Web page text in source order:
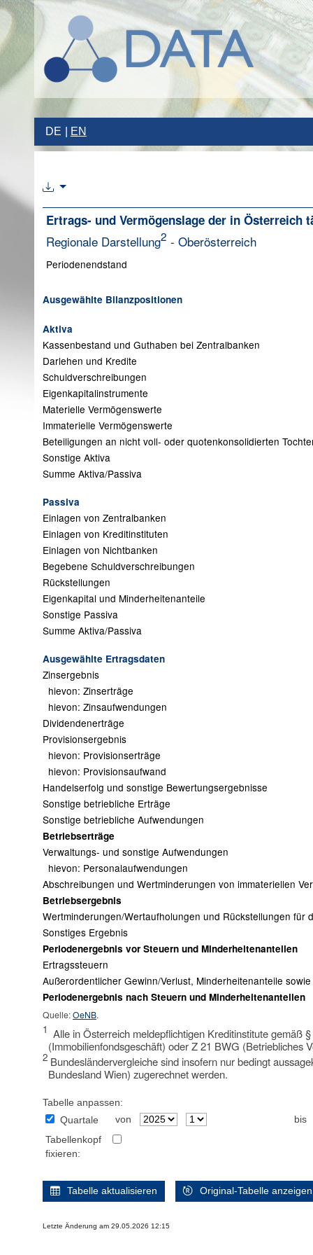
DE EN
Ertrags- und Vermögenslage der in Österreich
Regionale Darstellung2 - Oberösterreich
Periodenendstand
Ausgewählte Bilanzpositionen
Aktiva
Kassenbestand und Guthaben bei Zentralbanken
Darlehen und Kredite
Schuldverschreibungen
Eigenkapitalinstrumente
Materielle Vermögenswerte
Immaterielle Vermögenswerte
Beteiligungen an nicht voll- oder quotenkonsolidierten
Sonstige Aktiva
Summe Aktiva/Passiva
Passiva
Einlagen von Zentralbanken
Einlagen von Kreditinstituten
Einlagen von Nichtbanken
Begebene Schuldverschreibungen
Rückstellungen
Eigenkapital und Minderheitenanteile
Sonstige Passiva
Summe Aktiva/Passiva
Ausgewählte Ertragsdaten
Zinsergebnis
hievon: Zinserträge
hievon: Zinsaufwendungen
Dividendenerträge
Provisionsergebnis
hievon: Provisionserträge
hievon: Provisionsaufwand
Handelserfolg und sonstige Bewertungsergebnisse
Sonstige betriebliche Erträge
Sonstige betriebliche Aufwendungen
Betriebserträge
Verwaltungs- und sonstige Aufwendungen
hievon: Personalaufwendungen
Abschreibungen und Wertminderungen von immateriellen
Betriebsergebnis
Wertminderungen/Wertaufholungen und Rückstellungen für
Sonstiges Ergebnis
Periodenergebnis vor Steuern und Minderheitenanteilen
Ertragssteuern
Außerordentlicher Gewinn/Verlust, Minderheitenanteile
Periodenergebnis nach Steuern und Minderheitenanteilen
Quelle:OeNB.
1 Alle in Österreich meldepflichtigen Kreditinstitute gemäß
(Immobilienfondsgeschäft) oder Z 21 BWG (Betriebliches
2 Bundesländervergleiche sind insofern nur bedingt
Bundesland Wien) zugerechnet werden.
Tabelle anpassen:
Quartale
von
bis
Tabellenkopf
fixieren:
Tabelle aktualisieren Original-Tabelle anzeigen
Letzte Änderung am 29.05.2026 12:15